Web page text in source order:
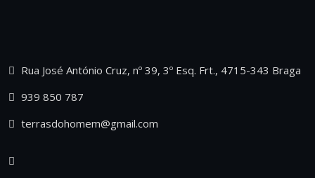
Rua José António Cruz, nº 39, 3º Esq. Frt., 4715-343 Braga
939 850 787
terrasdohomem@gmail.com